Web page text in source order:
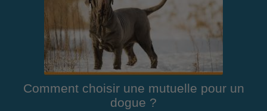
Comment choisir une mutuelle pour un
dogue ?